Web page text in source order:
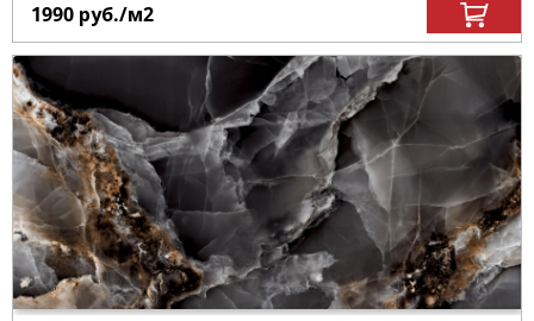
1990 руб./м2